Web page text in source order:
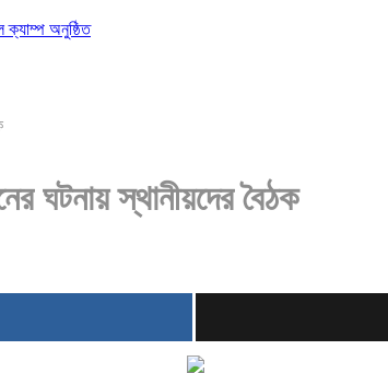
ক্যাম্প অনুষ্ঠিত
ঘটনায় স্থানীয়দের বৈঠক